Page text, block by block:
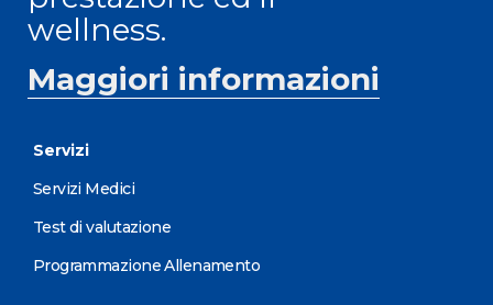
wellness.
Maggiori informazioni
Servizi
Servizi Medici
Test di valutazione
Programmazione Allenamento